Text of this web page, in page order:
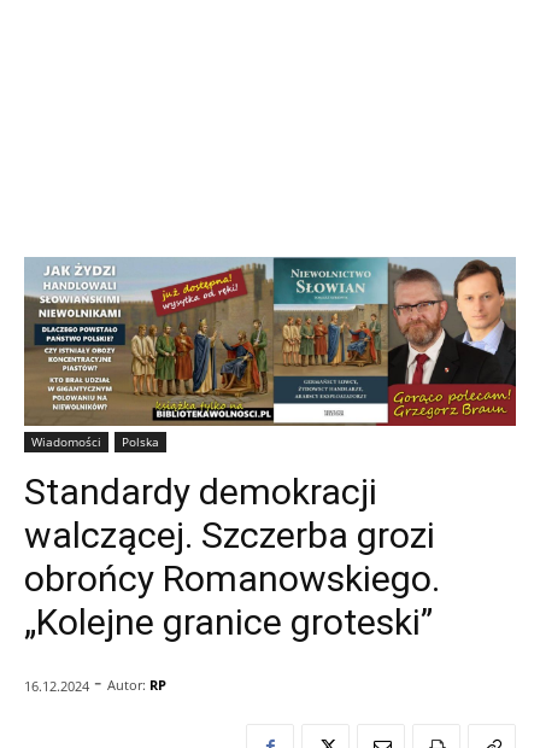
Wiadomości Polska
Standardy demokracji
walczącej. Szczerba grozi
obrońcy Romanowskiego.
„Kolejne granice groteski”
16.12.2024 - Autor: RP